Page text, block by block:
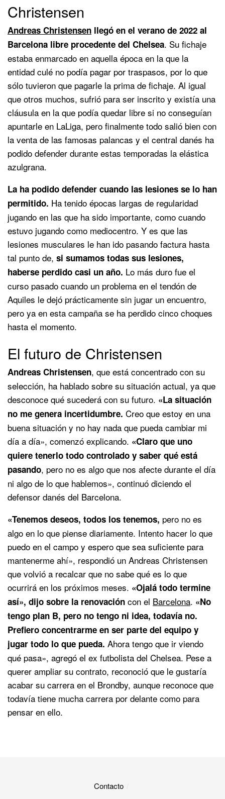
Christensen
Andreas Christensen llegó en el verano de 2022 al
Barcelona libre procedente del Chelsea. Su fichaje
estaba enmarcado en aquella época en la que la
entidad culé no podía pagar por traspasos, por lo que
sólo tuvieron que pagarle la prima de fichaje. Al igual
que otros muchos, sufrió para ser inscrito y existía una
cláusula en la que podía quedar libre si no conseguían
apuntarle en LaLiga, pero finalmente todo salió bien con
la venta de las famosas palancas y el central danés ha
podido defender durante estas temporadas la elástica
azulgrana.
La ha podido defender cuando las lesiones se lo han
permitido. Ha tenido épocas largas de regularidad
jugando en las que ha sido importante, como cuando
estuvo jugando como mediocentro. Y es que las
lesiones musculares le han ido pasando factura hasta
tal punto de, si sumamos todas sus lesiones,
haberse perdido casi un año. Lo más duro fue el
curso pasado cuando un problema en el tendón de
Aquiles le dejó prácticamente sin jugar un encuentro,
pero ya en esta campaña se ha perdido cinco choques
hasta el momento.
El futuro de Christensen
Andreas Christensen, que está concentrado con su
selección, ha hablado sobre su situación actual, ya que
desconoce qué sucederá con su futuro. «La situación
no me genera incertidumbre. Creo que estoy en una
buena situación y no hay nada que pueda cambiar mi
día a día», comenzó explicando. «Claro que uno
quiere tenerlo todo controlado y saber qué está
pasando, pero no es algo que nos afecte durante el día
ni algo de lo que hablemos», continuó diciendo el
defensor danés del Barcelona.
«Tenemos deseos, todos los tenemos, pero no es
algo en lo que piense diariamente. Intento hacer lo que
puedo en el campo y espero que sea suficiente para
mantenerme ahí», respondió un Andreas Christensen
que volvió a recalcar que no sabe qué es lo que
ocurrirá en los próximos meses. «Ojalá todo termine
así», dijo sobre la renovación con el Barcelona. «No
tengo plan B, pero no tengo ni idea, todavía no.
Prefiero concentrarme en ser parte del equipo y
jugar todo lo que pueda. Ahora tengo que ir viendo
qué pasa», agregó el ex futbolista del Chelsea. Pese a
querer ampliar su contrato, reconoció que le gustaría
acabar su carrera en el Brondby, aunque reconoce que
todavía tiene mucha carrera por delante como para
pensar en ello.
Contacto